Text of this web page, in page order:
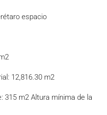
espacio
12,816.30 m2
315 m2 Altura mínima de la